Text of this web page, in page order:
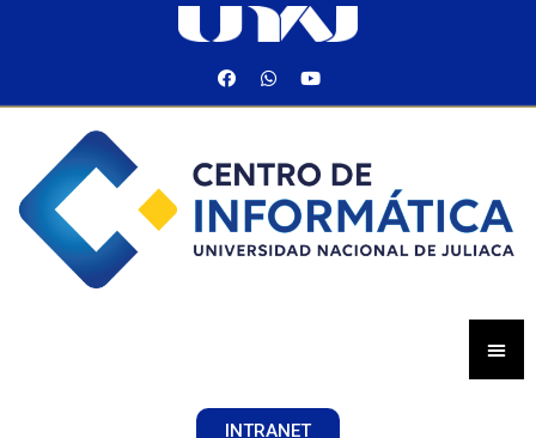
INTRANET